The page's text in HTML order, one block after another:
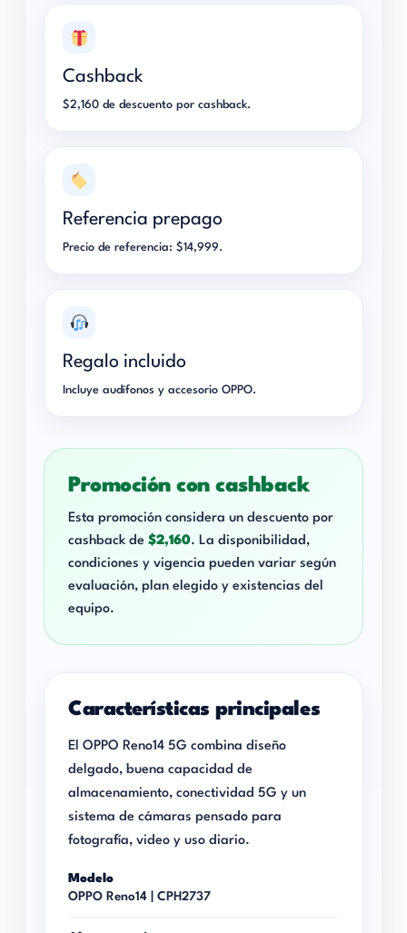
Cashback
$2,160 de descuento por cashback.
Referencia prepago
Precio de referencia: $14,999.
Regalo incluido
Incluye audífonos y accesorio OPPO.
Promoción con cashback
Esta promoción considera un descuento por
cashback de $2,160. La disponibilidad,
condiciones y vigencia pueden variar según
evaluación, plan elegido y existencias del
equipo.
Características principales
El OPPO Reno14 5G combina diseño
delgado, buena capacidad de
almacenamiento, conectividad 5G y un
sistema de cámaras pensado para
fotografía, video y uso diario.
Modelo
OPPO Reno14 | CPH2737